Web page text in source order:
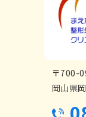
〒700-
岡山県